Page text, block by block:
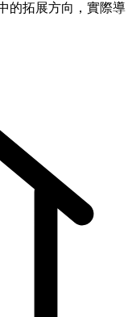
的拓展方向，實際導